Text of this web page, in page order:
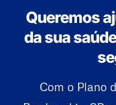
Queremos
da sua
Com o Plano